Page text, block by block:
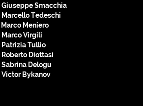
Giuseppe Smacchia
Marcello Tedeschi
Marco Meniero
Marco Virgili
Patrizia Tullio
Roberto Diottasi
Sabrina Delogu
Victor Bykanov